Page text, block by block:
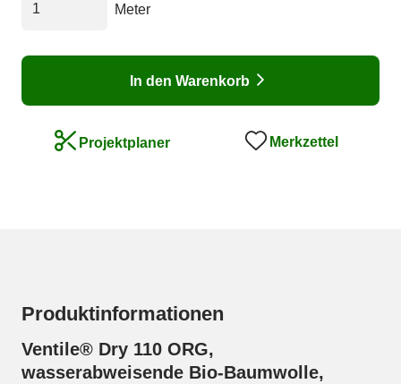
Meter
In den Warenkorb
Projektplaner Merkzettel
Produktinformationen
Ventile® Dry 110 ORG,
wasserabweisende Bio-Baumwolle,